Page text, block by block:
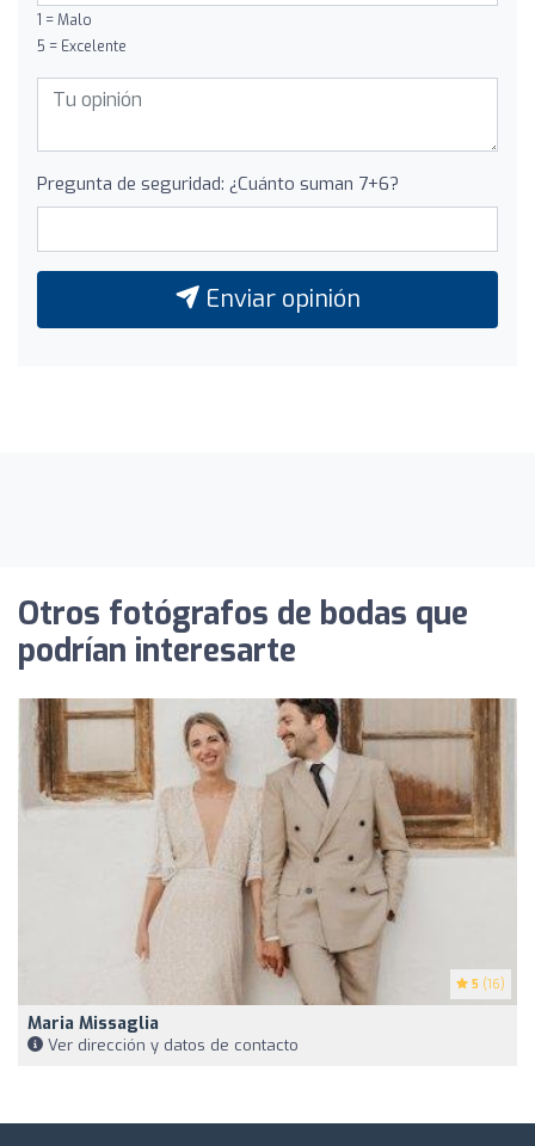
1 = Malo
5 = Excelente
Pregunta de seguridad: ¿Cuánto suman 7+6?
Enviar opinión
Otros fotógrafos de bodas que
podrían interesarte
5 (16)
Maria Missaglia
Ver dirección y datos de contacto